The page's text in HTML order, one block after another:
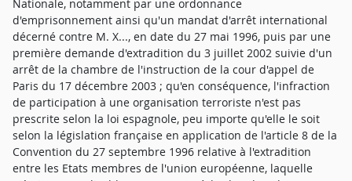
Nationale, notamment par une ordonnance
d'emprisonnement ainsi qu'un mandat d'arrêt international
décerné contre M. X..., en date du 27 mai 1996, puis par une
première demande d'extradition du 3 juillet 2002 suivie d'un
arrêt de la chambre de l'instruction de la cour d'appel de
Paris du 17 décembre 2003 ; qu'en conséquence, l'infraction
de participation à une organisation terroriste n'est pas
prescrite selon la loi espagnole, peu importe qu'elle le soit
selon la législation française en application de l'article 8 de la
Convention du 27 septembre 1996 relative à l'extradition
entre les Etats membres de l'union européenne, laquelle